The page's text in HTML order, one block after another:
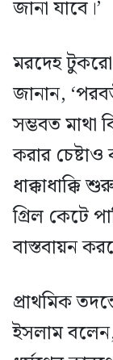
জানা যাবে।’
মরদেহ টুকরো
জানান,
সম্ভবত মাথা
করার
গ্রিল কেটে
বাস্তবায়ন
প্রাথমিক
ইসলাম